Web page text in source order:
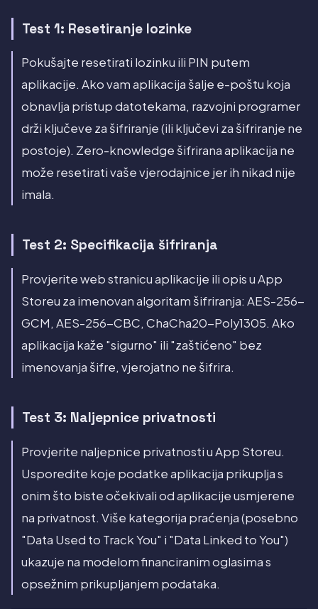
Test 1: Resetiranje lozinke
Pokušajte resetirati lozinku ili PIN putem
aplikacije. Ako vam aplikacija šalje e-poštu koja
obnavlja pristup datotekama, razvojni programer
drži ključeve za šifriranje (ili ključevi za šifriranje ne
postoje). Zero-knowledge šifrirana aplikacija ne
može resetirati vaše vjerodajnice jer ih nikad nije
imala.
Test 2: Specifikacija šifriranja
Provjerite web stranicu aplikacije ili opis u App
Storeu za imenovan algoritam šifriranja: AES-256-
GCM, AES-256-CBC, ChaCha20-Poly1305. Ako
aplikacija kaže "sigurno" ili "zaštićeno" bez
imenovanja šifre, vjerojatno ne šifrira.
Test 3: Naljepnice privatnosti
Provjerite naljepnice privatnosti u App Storeu.
Usporedite koje podatke aplikacija prikuplja s
onim što biste očekivali od aplikacije usmjerene
na privatnost. Više kategorija praćenja (posebno
"Data Used to Track You" i "Data Linked to You")
ukazuje na modelom financiranim oglasima s
opsežnim prikupljanjem podataka.